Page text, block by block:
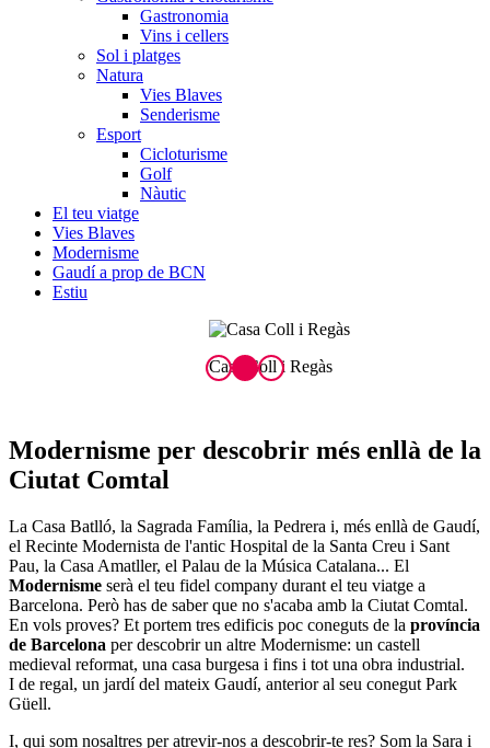
Gastronomia
Vins i cellers
Sol i platges
Natura
Vies Blaves
Senderisme
Esport
Cicloturisme
Golf
Nàutic
El teu viatge
Vies Blaves
Modernisme
Gaudí a prop de BCN
Estiu
Modernisme per descobrir més enllà de la
Ciutat Comtal
La Casa Batlló, la Sagrada Família, la Pedrera i, més enllà de Gaudí,
el Recinte Modernista de l'antic Hospital de la Santa Creu i Sant
Pau, la Casa Amatller, el Palau de la Música Catalana... El
Modernisme serà el teu fidel company durant el teu viatge a
Barcelona. Però has de saber que no s'acaba amb la Ciutat Comtal.
En vols proves? Et portem tres edificis poc coneguts de la província
de Barcelona per descobrir un altre Modernisme: un castell
medieval reformat, una casa burgesa i fins i tot una obra industrial.
I de regal, un jardí del mateix Gaudí, anterior al seu conegut Park
Güell.
I, qui som nosaltres per atrevir-nos a descobrir-te res? Som la Sara i